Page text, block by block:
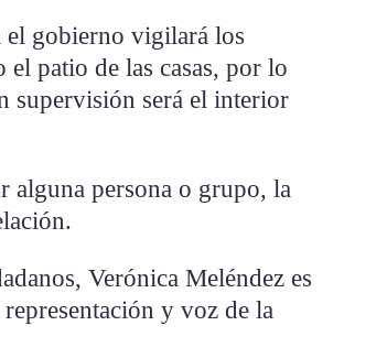
el gobierno vigilará los
patio de las casas, por lo
supervisión será el interior
alguna persona o grupo, la
Verónica Meléndez es
y voz de la